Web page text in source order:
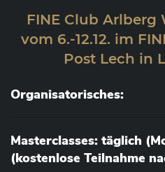
FINE Club Arlberg
vom 6.-12.12. im
Post Lech in
Organisatorisches:
Masterclasses: täglich
(kostenlose Teilnahme